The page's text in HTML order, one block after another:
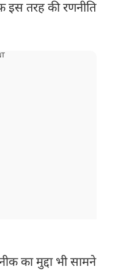
तरह की रणनीति
का मुद्दा भी सामने